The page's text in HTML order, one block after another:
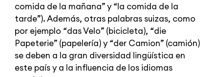
comida de la mañana” y “la comida de la
tarde”). Además, otras palabras suizas, como
por ejemplo “das Velo” (bicicleta), “die
Papeterie” (papelería) y “der Camion” (camión)
se deben a la gran diversidad lingüística en
este país y a la influencia de los idiomas